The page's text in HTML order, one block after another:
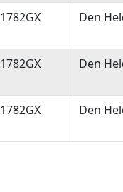
1782GX Den
1782GX Den
1782GX Den